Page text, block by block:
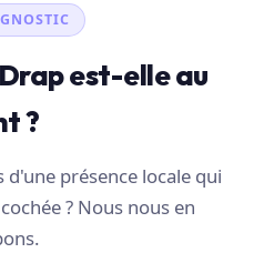
est-elle au
?
d'une présence locale qui
? Nous nous en